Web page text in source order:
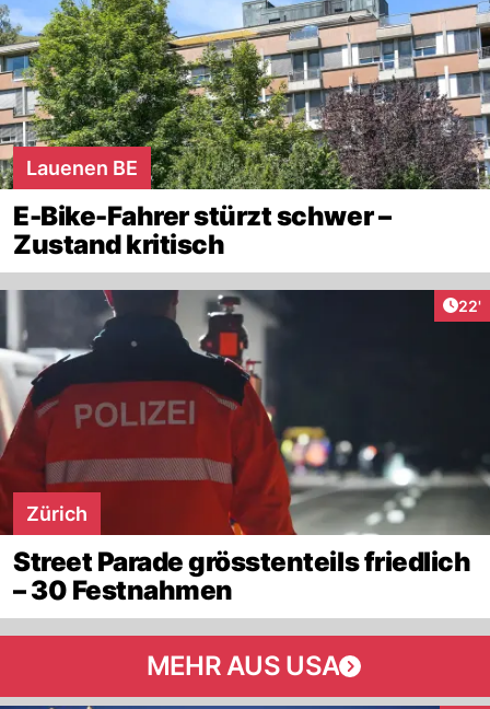
Lauenen BE
E-Bike-Fahrer stürzt schwer –
Zustand kritisch
22'
Zürich
Street Parade grösstenteils friedlich
– 30 Festnahmen
MEHR AUS USA